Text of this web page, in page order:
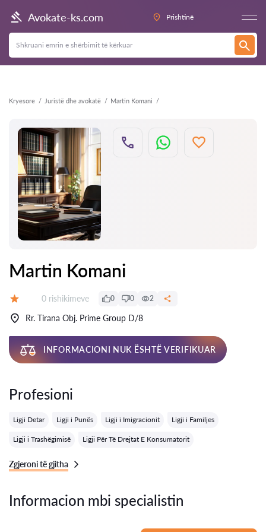
Avokate-ks.com Prishtinë
Kryesore Juristë dhe avokatë Martin Komani
Kthehu
Martin Komani
Rishikime:
0 rishikimeve 0 0 2
Rr. Tirana Obj. Prime Group D/8
INFORMACIONI NUK ËSHTË VERIFIKUAR
Profesioni
Ligji Detar Ligji i Punës Ligji i Imigracionit Ligji i Familjes
Ligji i Trashëgimisë Ligji Për Të Drejtat E Konsumatorit
Zgjeroni të gjitha
Informacion mbi specialistin